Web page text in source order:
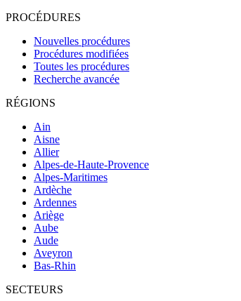
PROCÉDURES
Nouvelles procédures
Procédures modifiées
Toutes les procédures
Recherche avancée
RÉGIONS
Ain
Aisne
Allier
Alpes-de-Haute-Provence
Alpes-Maritimes
Ardèche
Ardennes
Ariège
Aube
Aude
Aveyron
Bas-Rhin
SECTEURS